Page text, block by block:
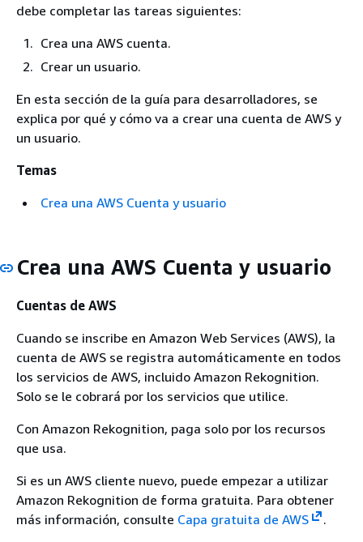
debe completar las tareas siguientes:
Crea una AWS cuenta.
Crear un usuario.
En esta sección de la guía para desarrolladores, se
explica por qué y cómo va a crear una cuenta de AWS y
un usuario.
Temas
Crea una AWS Cuenta y usuario
Crea una AWS Cuenta y usuario
Cuentas de AWS
Cuando se inscribe en Amazon Web Services (AWS), la
cuenta de AWS se registra automáticamente en todos
los servicios de AWS, incluido Amazon Rekognition.
Solo se le cobrará por los servicios que utilice.
Con Amazon Rekognition, paga solo por los recursos
que usa.
Si es un AWS cliente nuevo, puede empezar a utilizar
Amazon Rekognition de forma gratuita. Para obtener
más información, consulte Capa gratuita de AWS
.